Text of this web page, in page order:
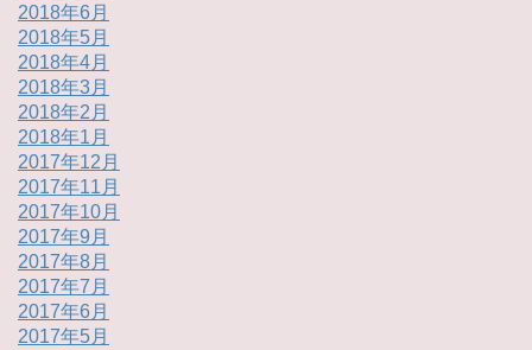
2018年6月
2018年5月
2018年4月
2018年3月
2018年2月
2018年1月
2017年12月
2017年11月
2017年10月
2017年9月
2017年8月
2017年7月
2017年6月
2017年5月